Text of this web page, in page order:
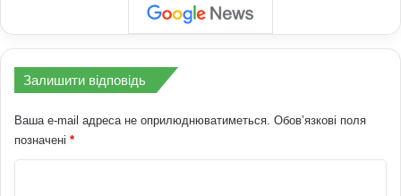
Залишити відповідь
Ваша e-mail адреса не оприлюднюватиметься. Обов’язкові поля
позначені *